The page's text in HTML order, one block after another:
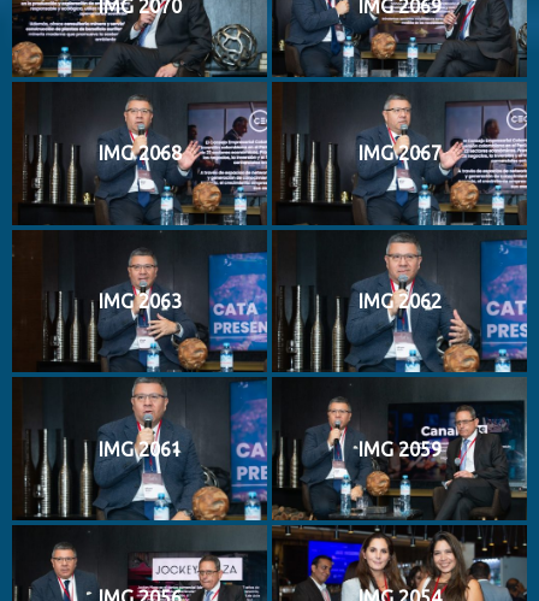
IMG 2070 IMG 2069
IMG 2068 IMG 2067
IMG 2063 IMG 2062
IMG 2061 IMG 2059